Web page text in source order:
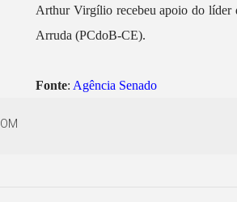
Arthur Virgílio recebeu apoio do líder
Arruda (PCdoB-CE).
Fonte: Agência Senado